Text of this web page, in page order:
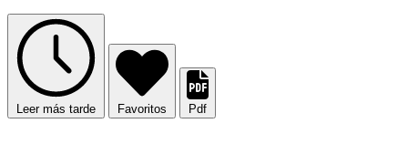
Leer más tarde Favoritos Pdf